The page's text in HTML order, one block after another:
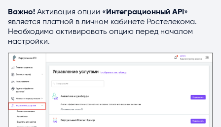
Важно! Активация опции «Интеграционный API»
является платной в личном кабинете Ростелекома.
Необходимо активировать опцию перед началом
настройки.